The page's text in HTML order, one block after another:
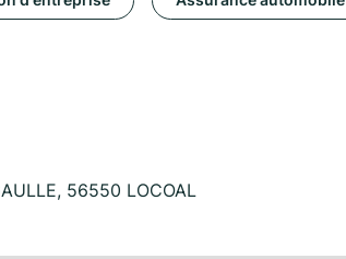
56550 LOCOAL